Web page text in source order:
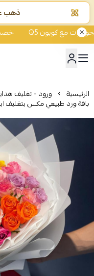
خصم 5% على جميع المجوهرات مع كوبون Q5
الرئيسية ورود - تغليف
باقة ورد طبيعي مكس بتغليف
ذهب